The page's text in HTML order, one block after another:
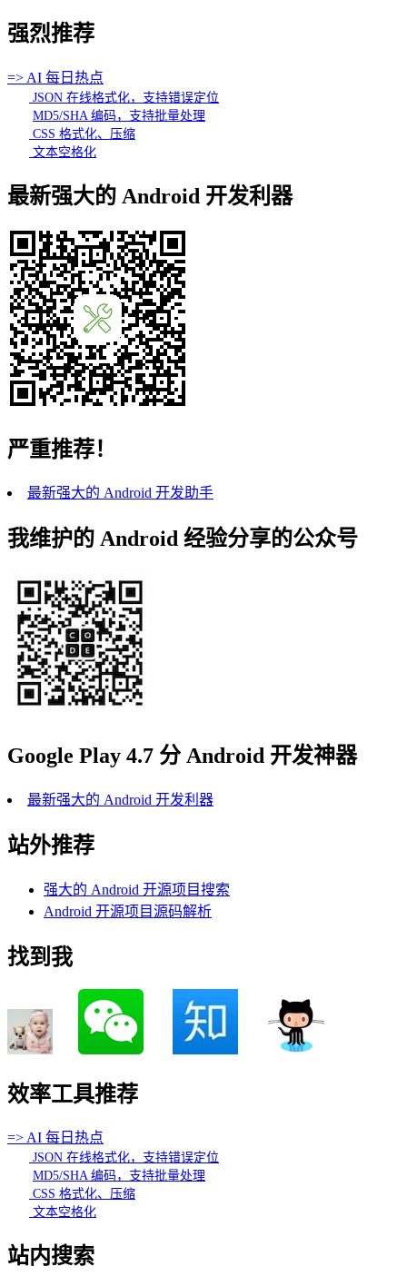
强烈推荐
=> AI 每日热点
JSON 在线格式化，支持错误定位
MD5/SHA 编码，支持批量处理
CSS 格式化、压缩
文本空格化
最新强大的 Android 开发利器
严重推荐！
最新强大的 Android 开发助手
我维护的 Android 经验分享的公众号
Google Play 4.7 分 Android 开发神器
最新强大的 Android 开发利器
站外推荐
强大的 Android 开源项目搜索
Android 开源项目源码解析
找到我
效率工具推荐
=> AI 每日热点
JSON 在线格式化，支持错误定位
MD5/SHA 编码，支持批量处理
CSS 格式化、压缩
文本空格化
站内搜索